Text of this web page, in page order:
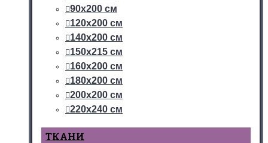
90х200 см
120х200 см
140х200 см
150х215 см
160х200 см
180х200 см
200х200 см
220х240 см
ТКАНИ